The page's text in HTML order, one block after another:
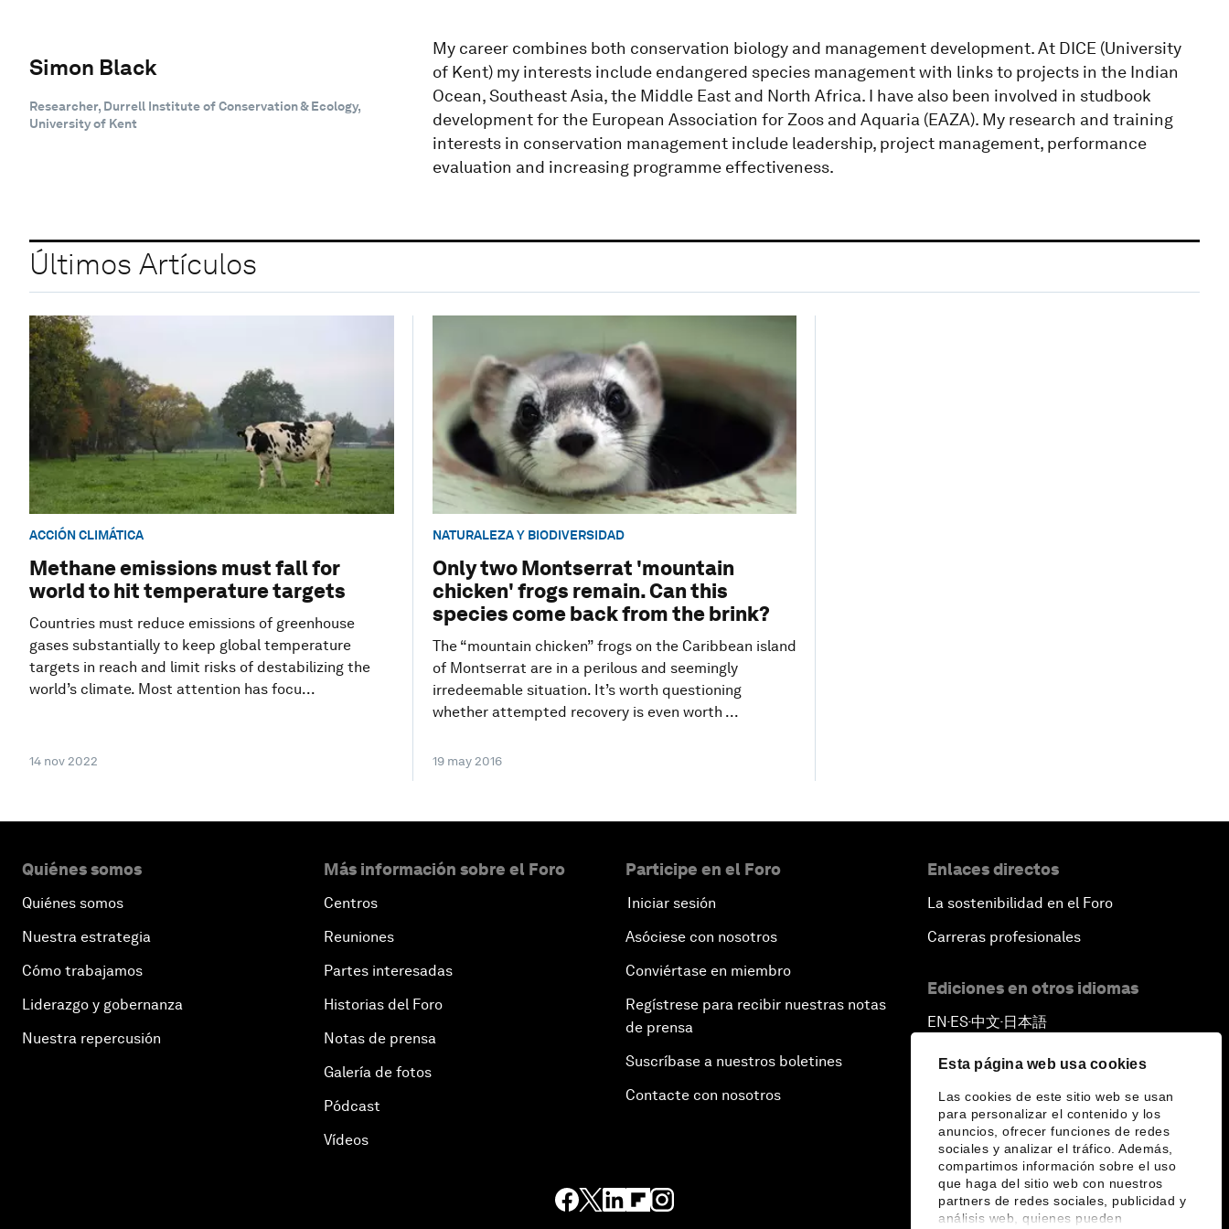
Esta página web usa cookies
Las cookies de este sitio web se usan
para personalizar el contenido y los
anuncios, ofrecer funciones de redes
sociales y analizar el tráfico. Además,
compartimos información sobre el uso
que haga del sitio web con nuestros
partners de redes sociales, publicidad y
análisis web, quienes pueden
Simon Black
Researcher, Durrell Institute of Conservation & Ecology,
University of Kent
My career combines both conservation biology and management development. At DICE (University
of Kent) my interests include endangered species management with links to projects in the Indian
Ocean, Southeast Asia, the Middle East and North Africa. I have also been involved in studbook
development for the European Association for Zoos and Aquaria (EAZA). My research and training
interests in conservation management include leadership, project management, performance
evaluation and increasing programme effectiveness.
Últimos Artículos
ACCIÓN CLIMÁTICA
Methane emissions must fall for
world to hit temperature targets
Countries must reduce emissions of greenhouse
gases substantially to keep global temperature
targets in reach and limit risks of destabilizing the
world’s climate. Most attention has focu...
14 nov 2022
NATURALEZA Y BIODIVERSIDAD
Only two Montserrat 'mountain
chicken' frogs remain. Can this
species come back from the brink?
The “mountain chicken” frogs on the Caribbean island
of Montserrat are in a perilous and seemingly
irredeemable situation. It’s worth questioning
whether attempted recovery is even worth ...
19 may 2016
Quiénes somos
Quiénes somos
Nuestra estrategia
Cómo trabajamos
Liderazgo y gobernanza
Nuestra repercusión
Más información sobre el Foro
Centros
Reuniones
Partes interesadas
Historias del Foro
Notas de prensa
Galería de fotos
Pódcast
Vídeos
Participe en el Foro
Iniciar sesión
Asóciese con nosotros
Conviértase en miembro
Regístrese para recibir nuestras notas
de prensa
Suscríbase a nuestros boletines
Contacte con nosotros
Enlaces directos
La sostenibilidad en el Foro
Carreras profesionales
Ediciones en otros idiomas
EN ▪ ES▪中文▪ 日本語